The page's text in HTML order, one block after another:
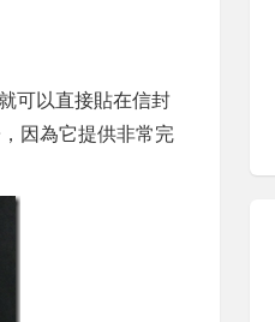
可以直接貼在信封
因為它提供非常完